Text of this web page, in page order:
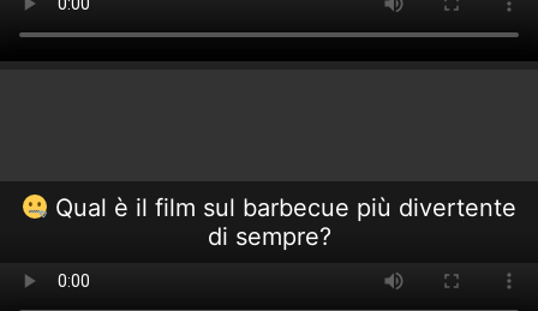
Qual è il film sul barbecue più divertente
di sempre?